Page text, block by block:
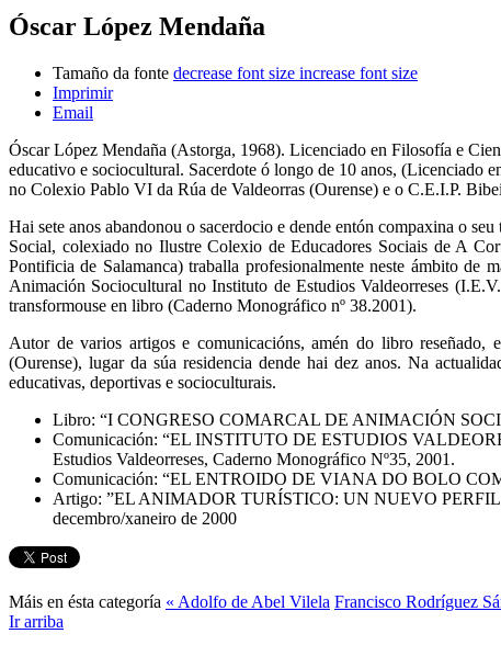
Óscar López Mendaña
Tamaño da fonte decrease font size increase font size
Imprimir
Email
Óscar López Mendaña (Astorga, 1968). Licenciado en Filosofía e
educativo e sociocultural. Sacerdote ó longo de 10 anos, (Licenciado
no Colexio Pablo VI da Rúa de Valdeorras (Ourense) e o C.E.I.P.
Hai sete anos abandonou o sacerdocio e dende entón compaxina o
Social, colexiado no Ilustre Colexio de Educadores Sociais de A
Pontificia de Salamanca) traballa profesionalmente neste ámbito de
Animación Sociocultural no Instituto de Estudios Valdeorreses
transformouse en libro (Caderno Monográfico nº 38.2001).
Autor de varios artigos e comunicacións, amén do libro reseñado,
(Ourense), lugar da súa residencia dende hai dez anos. Na
educativas, deportivas e socioculturais.
Libro: “I CONGRESO COMARCAL DE ANIMACIÓN
Comunicación: “EL INSTITUTO DE ESTUDIOS
Estudios Valdeorreses, Caderno Monográfico Nº35, 2001.
Comunicación: “EL ENTROIDO DE VIANA DO BOLO
Artigo: ”EL ANIMADOR TURÍSTICO: UN NUEVO PERFIL
decembro/xaneiro de 2000
Máis en ésta categoría « Adolfo de Abel Vilela Francisco Rodríguez
Ir arriba